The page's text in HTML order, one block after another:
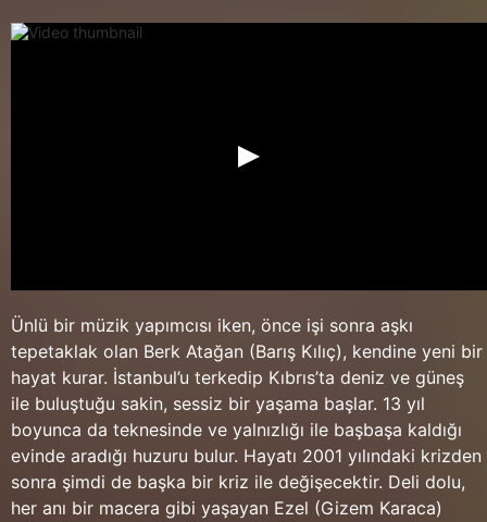
Ünlü bir müzik yapımcısı iken, önce işi sonra aşkı
tepetaklak olan Berk Atağan (Barış Kılıç), kendine yeni bir
hayat kurar. İstanbul’u terkedip Kıbrıs’ta deniz ve güneş
ile buluştuğu sakin, sessiz bir yaşama başlar. 13 yıl
boyunca da teknesinde ve yalnızlığı ile başbaşa kaldığı
evinde aradığı huzuru bulur. Hayatı 2001 yılındaki krizden
sonra şimdi de başka bir kriz ile değişecektir. Deli dolu,
her anı bir macera gibi yaşayan Ezel (Gizem Karaca)